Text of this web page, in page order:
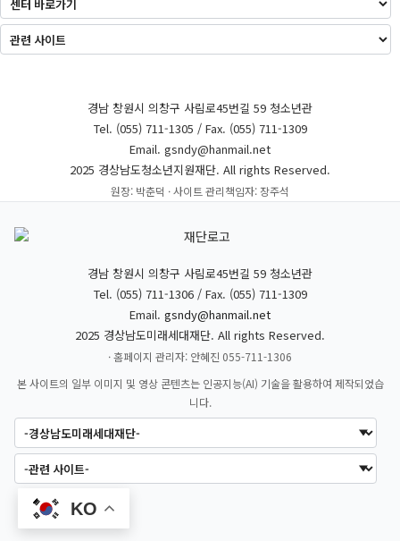
경남 창원시 의창구 사림로45번길 59 청소년관
Tel. (055) 711-1305 / Fax. (055) 711-1309
Email. gsndy@hanmail.net
2025 경상남도청소년지원재단. All rights Reserved.
원장: 박춘덕 · 사이트 관리책임자: 장주석
KO
경남 창원시 의창구 사림로45번길 59 청소년관
Tel. (055) 711-1306 / Fax. (055) 711-1309
Email. gsndy@hanmail.net
2025 경상남도미래세대재단. All rights Reserved.
· 홈페이지 관리자: 안혜진 055-711-1306
본 사이트의 일부 이미지 및 영상 콘텐츠는 인공지능(AI) 기술을 활용하여 제작되었습
니다.